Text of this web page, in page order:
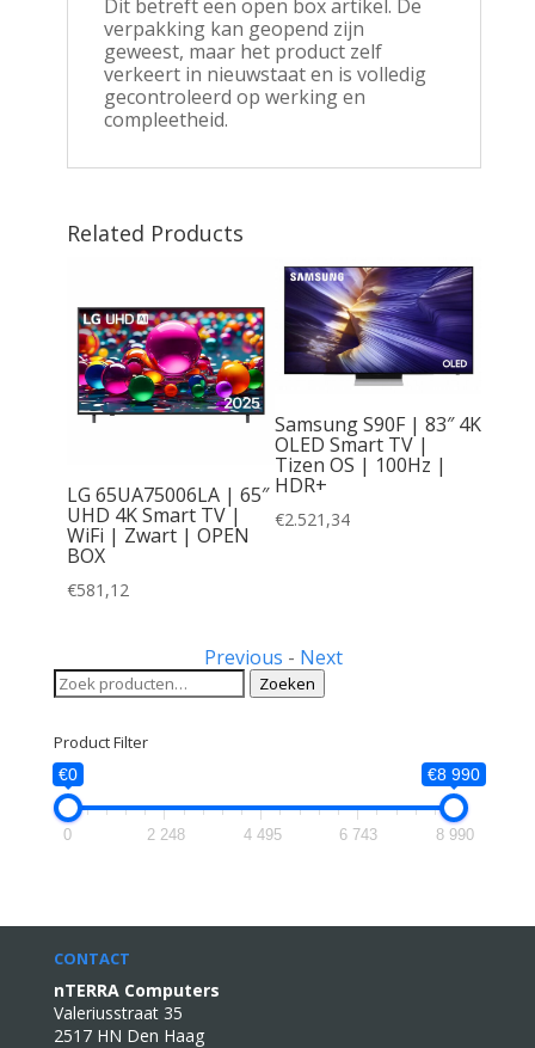
Dit betreft een open box artikel. De
verpakking kan geopend zijn
geweest, maar het product zelf
verkeert in nieuwstaat en is volledig
gecontroleerd op werking en
compleetheid.
Related Products
LG 65UA75006LA | 65″
UHD 4K Smart TV |
WiFi | Zwart | OPEN
BOX
€581,12
Samsung S90F | 83″ 4K
OLED Smart TV |
Tizen OS | 100Hz |
HDR+
€2.521,34
Previous - Next
Zoeken
naar:
Zoeken
Product Filter
€0 €8 990
0 2 248 4 495 6 743 8 990
CONTACT
nTERRA Computers
Valeriusstraat 35
2517 HN Den Haag